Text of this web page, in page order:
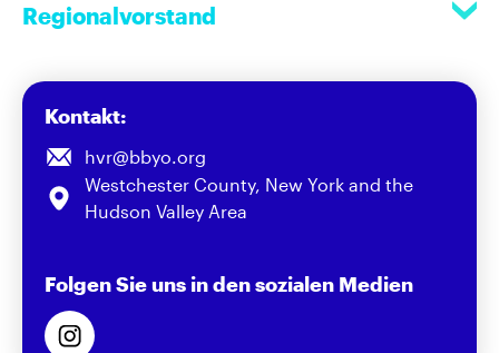
Regionalvorstand
Kontakt:
hvr@bbyo.org
Westchester County, New York and the
Hudson Valley Area
Folgen Sie uns in den sozialen Medien